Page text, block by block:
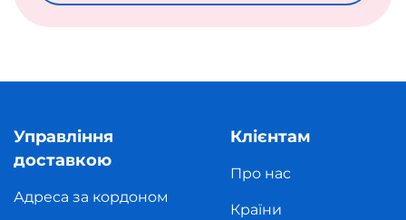
Управління
доставкою
Адреса за кордоном
Клієнтам
Про нас
Країни